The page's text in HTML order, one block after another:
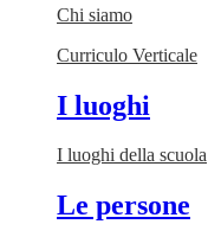
Chi siamo
Curriculo Verticale
I luoghi
I luoghi della scuola
Le persone